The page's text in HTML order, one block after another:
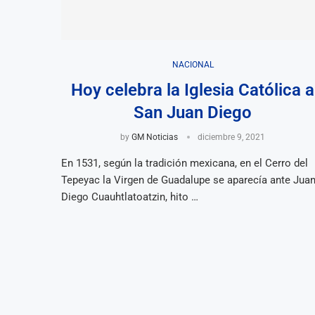
NACIONAL
Hoy celebra la Iglesia Católica a
San Juan Diego
byGM Noticias diciembre 9, 2021
En 1531, según la tradición mexicana, en el Cerro del
Tepeyac la Virgen de Guadalupe se aparecía ante Juan
Diego Cuauhtlatoatzin, hito …